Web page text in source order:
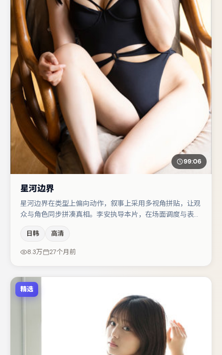
99:06
星河边界
星河边界在类型上偏向动作，叙事上采用多视角拼贴，让观
众与角色同步拼凑真相。李安执导本片，在场面调度与表演
对手戏构成全片情感锚点，秦海璐则以细节塑造推动谜题层
层揭开。节奏紧凑、反转有度，值得列入片单。
日韩 高清
8.3万 27个月前
精选